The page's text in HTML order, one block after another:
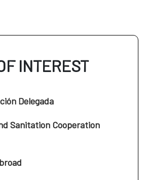
INTEREST
Delegada
Sanitation Cooperation